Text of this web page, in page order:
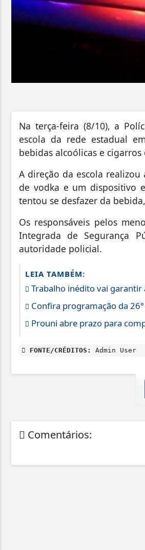
Na terça-feira (8/10), a
escola da rede estadual
bebidas alcoólicas e
A direção da escola
de vodka e um dispositivo
tentou se desfazer da
Os responsáveis pelos
Integrada de Segurança
autoridade policial.
LEIA TAMBÉM:
Trabalho inédito vai
Confira programação da
Prouni abre prazo para
FONTE/CRÉDITOS: Admin User
Comentários: